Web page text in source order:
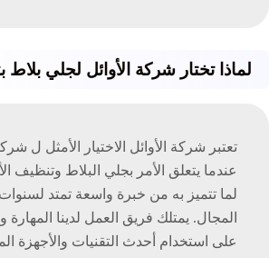
لماذا تختار شركة الأوائل لجلي بلاط
تعتبر شركة الأوائل الاختيار الأمثل ل
عندما يتعلق الأمر بجلي البلاط وتنظيف
لما تتميز به من خبرة واسعة تمتد
المجال. يمتلك فريق العمل لدينا المهارة
على استخدام أحدث التقنيات والأجهزة